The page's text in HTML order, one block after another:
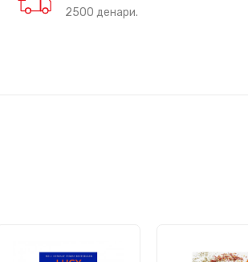
2500 денари.